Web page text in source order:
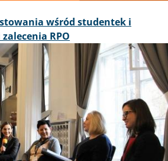
wśród studentek i
RPO